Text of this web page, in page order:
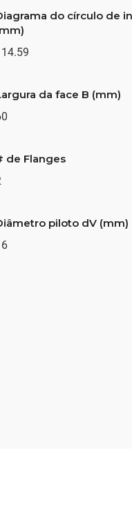
do círculo de
da face B (mm)
de Flanges
piloto dV (mm)